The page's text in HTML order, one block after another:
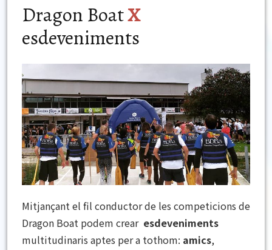
Dragon BoatX
esdeveniments
Mitjançant el fil conductor de les competicions de
Dragon Boat podem crear esdeveniments
multitudinaris aptes per a tothom: amics,